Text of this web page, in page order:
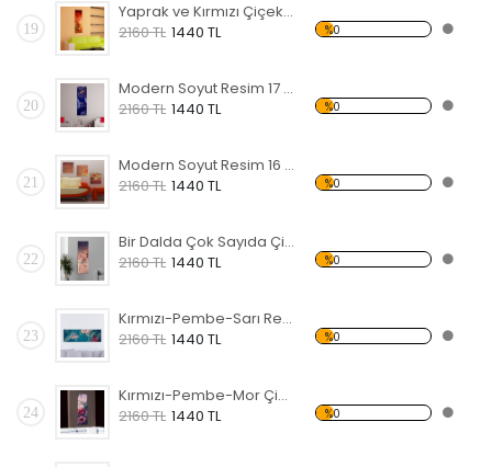
19
Yaprak ve Kırmızı Çiçekler Forex Tablo
2160 TL 1440 TL %0
20
Modern Soyut Resim 17 Forex Tablo
2160 TL 1440 TL %0
21
Modern Soyut Resim 16 Forex Tablo
2160 TL 1440 TL %0
22
Bir Dalda Çok Sayıda Çiçek Forex Tablo
2160 TL 1440 TL %0
23
Kırmızı-Pembe-Sarı Renkli Çiçekler Forex Tablo
2160 TL 1440 TL %0
24
Kırmızı-Pembe-Mor Çiçekler Forex Tablo
2160 TL 1440 TL %0